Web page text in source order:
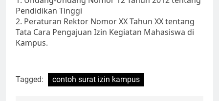
Pendidikan Tinggi
2. Peraturan Rektor Nomor XX Tahun XX tentang
Tata Cara Pengajuan Izin Kegiatan Mahasiswa di
Kampus.
Tagged: contoh surat izin kampus